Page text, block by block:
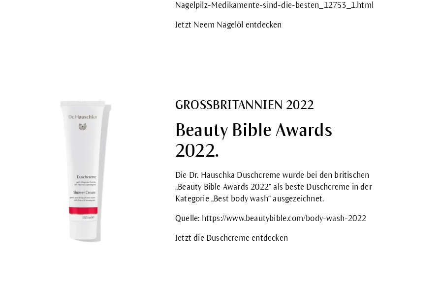
Nagelpilz-Medikamente-sind-die-besten_12753_1.html
Jetzt Neem Nagelöl entdecken
GROSSBRITANNIEN 2022
Beauty Bible Awards
2022.
Die Dr. Hauschka Duschcreme wurde bei den britischen
„Beauty Bible Awards 2022“ als beste Duschcreme in der
Kategorie „Best body wash“ ausgezeichnet.
Quelle: https://www.beautybible.com/body-wash-2022
Jetzt die Duschcreme entdecken